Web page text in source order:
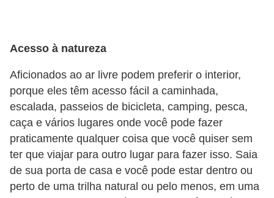
Acesso à natureza
Aficionados ao ar livre podem preferir o interior,
porque eles têm acesso fácil a caminhada,
escalada, passeios de bicicleta, camping, pesca,
caça e vários lugares onde você pode fazer
praticamente qualquer coisa que você quiser sem
ter que viajar para outro lugar para fazer isso. Saia
de sua porta de casa e você pode estar dentro ou
perto de uma trilha natural ou pelo menos, em uma
a
r
i
a
1
5
1
0